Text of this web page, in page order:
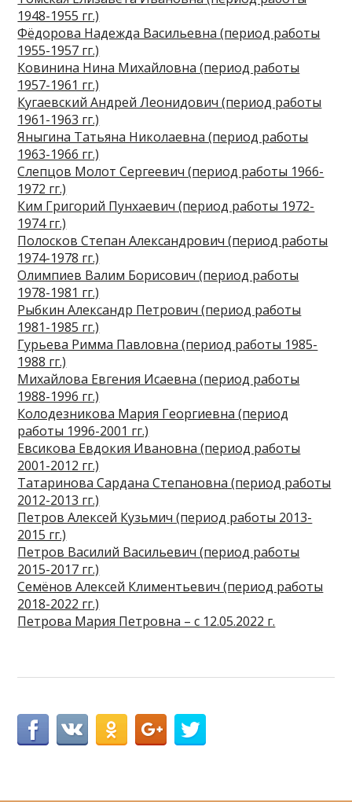
1948-1955 гг.)
Фёдорова Надежда Васильевна (период работы
1955-1957 гг.)
Ковинина Нина Михайловна (период работы
1957-1961 гг.)
Кугаевский Андрей Леонидович (период работы
1961-1963 гг.)
Яныгина Татьяна Николаевна (период работы
1963-1966 гг.)
Слепцов Молот Сергеевич (период работы 1966-
1972 гг.)
Ким Григорий Пунхаевич (период работы 1972-
1974 гг.)
Полосков Степан Александрович (период работы
1974-1978 гг.)
Олимпиев Валим Борисович (период работы
1978-1981 гг.)
Рыбкин Александр Петрович (период работы
1981-1985 гг.)
Гурьева Римма Павловна (период работы 1985-
1988 гг.)
Михайлова Евгения Исаевна (период работы
1988-1996 гг.)
Колодезникова Мария Георгиевна (период
работы 1996-2001 гг.)
Евсикова Евдокия Ивановна (период работы
2001-2012 гг.)
Татаринова Сардана Степановна (период работы
2012-2013 гг.)
Петров Алексей Кузьмич (период работы 2013-
2015 гг.)
Петров Василий Васильевич (период работы
2015-2017 гг.)
Семёнов Алексей Климентьевич (период работы
2018-2022 гг.)
Петрова Мария Петровна – с 12.05.2022 г.